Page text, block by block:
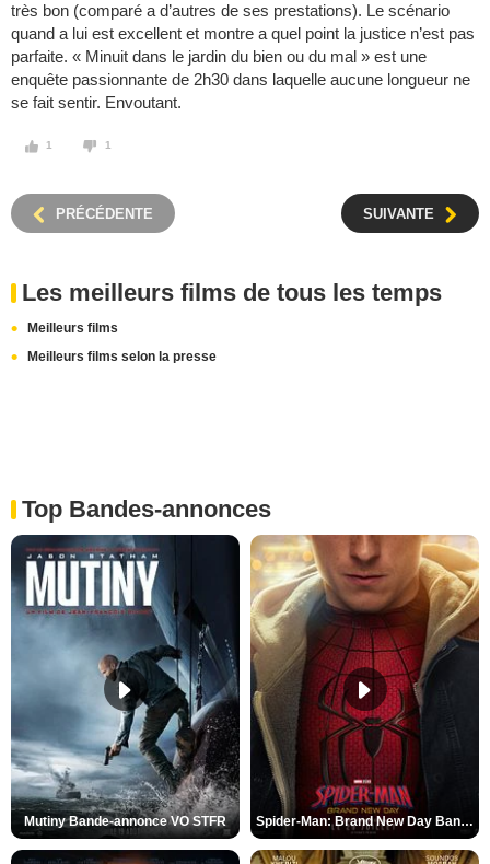
très bon (comparé a d’autres de ses prestations). Le scénario
quand a lui est excellent et montre a quel point la justice n’est pas
parfaite. « Minuit dans le jardin du bien ou du mal » est une
enquête passionnante de 2h30 dans laquelle aucune longueur ne
se fait sentir. Envoutant.
1 1
PRÉCÉDENTE SUIVANTE
Les meilleurs films de tous les temps
Meilleurs films
Meilleurs films selon la presse
Top Bandes-annonces
Mutiny Bande-annonce VO STFR Spider-Man: Brand New Day Bande-annonce VO STFR